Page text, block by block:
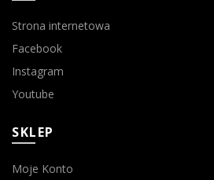
Strona internetowa
Facebook
Instagram
Youtube
SKLEP
Moje Konto